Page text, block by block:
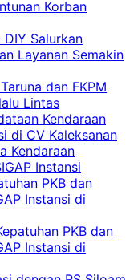
Korban
DIY Salurkan
Layanan Semakin
dan FKPM
Lintas
Kendaraan
di CV Kaleksanan
Kendaraan
Instansi
PKB dan
Instansi di
PKB dan
Instansi di